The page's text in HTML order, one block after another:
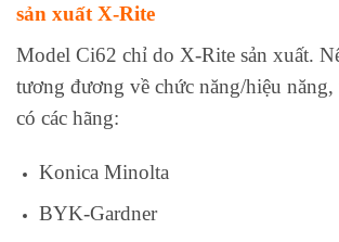
sản xuất X‑Rite
Model Ci62 chỉ do X‑Rite sản xuất.
tương đương về chức năng/hiệu
có các hãng:
Konica Minolta
BYK‑Gardner